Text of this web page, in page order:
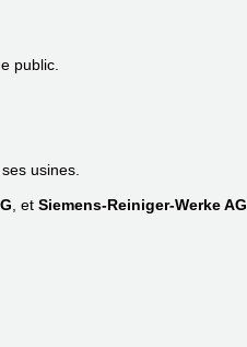
public.
usines.
, et Siemens-Reiniger-Werke AG